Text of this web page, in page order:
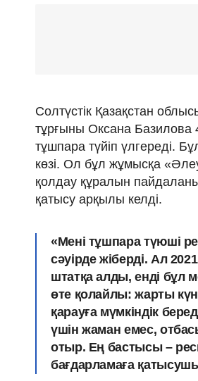
Солтүстік Қазақстан
тұрғыны Оксана Базилова
тұшпара түйіп үлгереді.
көзі. Ол бұл жұмысқа
қолдау құралын
қатысу
«Мені тұшпара түюші
сәуірде жіберді. Ал
штатқа алды, енді бұл
өте қолайлы: жарты
қарауға мүмкіндік
үшін жаман емес,
отыр. Ең бастысы –
бағдарламаға